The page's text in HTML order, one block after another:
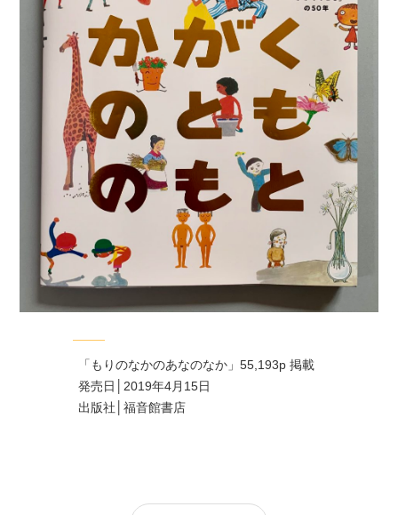
「もりのなかのあなのなか」55,193p 掲載
発売日│2019年4月15日
出版社│福音館書店